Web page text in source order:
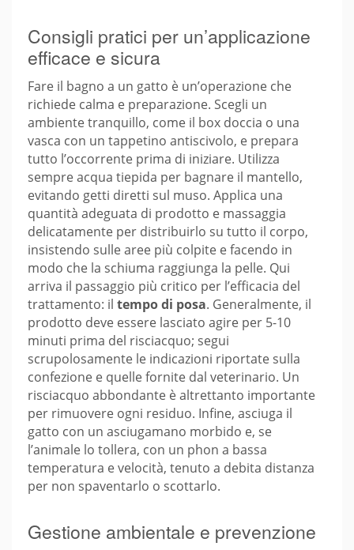
Consigli pratici per un’applicazione
efficace e sicura
Fare il bagno a un gatto è un’operazione che
richiede calma e preparazione. Scegli un
ambiente tranquillo, come il box doccia o una
vasca con un tappetino antiscivolo, e prepara
tutto l’occorrente prima di iniziare. Utilizza
sempre acqua tiepida per bagnare il mantello,
evitando getti diretti sul muso. Applica una
quantità adeguata di prodotto e massaggia
delicatamente per distribuirlo su tutto il corpo,
insistendo sulle aree più colpite e facendo in
modo che la schiuma raggiunga la pelle. Qui
arriva il passaggio più critico per l’efficacia del
trattamento: il tempo di posa. Generalmente, il
prodotto deve essere lasciato agire per 5-10
minuti prima del risciacquo; segui
scrupolosamente le indicazioni riportate sulla
confezione e quelle fornite dal veterinario. Un
risciacquo abbondante è altrettanto importante
per rimuovere ogni residuo. Infine, asciuga il
gatto con un asciugamano morbido e, se
l’animale lo tollera, con un phon a bassa
temperatura e velocità, tenuto a debita distanza
per non spaventarlo o scottarlo.
Gestione ambientale e prevenzione